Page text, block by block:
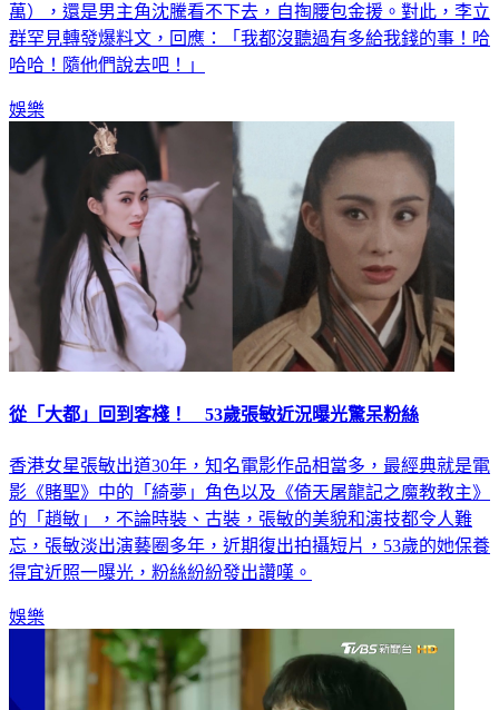
萬），還是男主角沈騰看不下去，自掏腰包金援。對此，李立
群罕見轉發爆料文，回應：「我都沒聽過有多給我錢的事！哈
哈哈！隨他們說去吧！」
娛樂
從「大都」回到客棧！ 53歲張敏近況曝光驚呆粉絲
香港女星張敏出道30年，知名電影作品相當多，最經典就是電
影《賭聖》中的「綺夢」角色以及《倚天屠龍記之魔教教主》
的「趙敏」，不論時裝、古裝，張敏的美貌和演技都令人難
忘，張敏淡出演藝圈多年，近期復出拍攝短片，53歲的她保養
得宜近照一曝光，粉絲紛紛發出讚嘆。
娛樂